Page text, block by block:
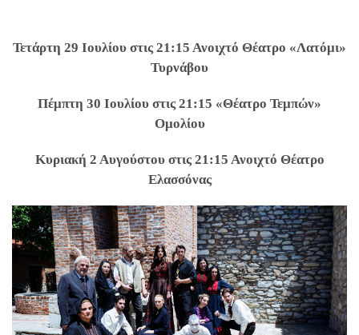
Τετάρτη 29 Ιουλίου στις 21:15 Ανοιχτό Θέατρο «Λατόμι»
Τυρνάβου
Πέμπτη 30 Ιουλίου στις 21:15 «Θέατρο Τεμπών»
Ομολίου
Κυριακή 2 Αυγούστου στις 21:15 Ανοιχτό Θέατρο
Ελασσόνας